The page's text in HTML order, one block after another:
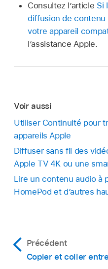
Consultez l’article Si
diffusion de
votre appareil
l’assistance Apple.
Voir aussi
Utiliser Continuité pour
appareils Apple
Diffuser sans fil des
Apple TV 4K ou une
Lire un contenu audio à
HomePod et d’autres
Précédent
Copier et coller